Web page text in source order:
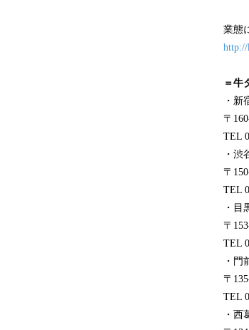
業態
http://
＝牛
・新
〒
TEL
・渋
〒
TEL
・目
〒
TEL
・門
〒
TEL
・西